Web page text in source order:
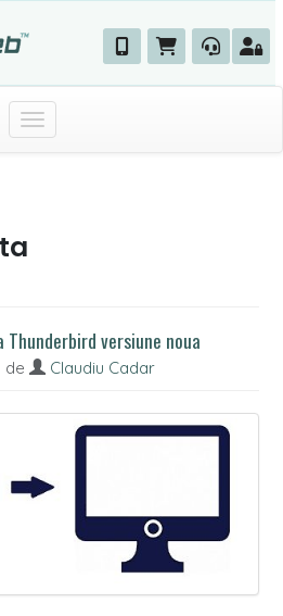
Toggle navigation
versiune noua
de Claudiu Cadar